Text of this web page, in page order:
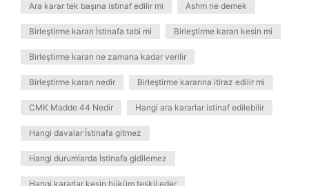
Ara karar tek başına istinaf edilir mi Ashm ne demek
Birleştirme kararı İstinafa tabi mi Birleştirme kararı kesin mi
Birleştirme kararı ne zamana kadar verilir
Birleştirme kararı nedir Birleştirme kararına itiraz edilir mi
CMK Madde 44 Nedir Hangi ara kararlar istinaf edilebilir
Hangi davalar İstinafa gitmez
Hangi durumlarda İstinafa gidilemez
Hangi kararlar kesin hüküm teşkil eder